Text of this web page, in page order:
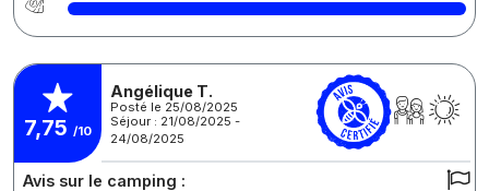
7,75 /10
Angélique T.
Posté le 25/08/2025
Séjour : 21/08/2025 -
24/08/2025
Avis sur le camping :